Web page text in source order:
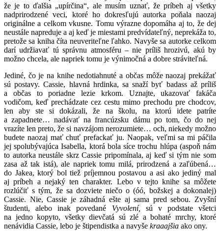
že je to ďalšia „upírčina“, ale musím uznať, že príbeh aj všetky
nadprirodzené veci, ktoré ho dokresľujú autorka poňala naozaj
originálne a celkom vkusne. Tomu výrazne dopomáha aj to, že dej
neustále napreduje a aj keď je miestami predvídateľný, neprekáža to,
pretože sa kniha číta neuveriteľne ľahko. Navyše sa autorke celkom
darí udržiavať tú správnu atmosféru – nie príliš hrozivú, akú by
možno chcela, ale napriek tomu je výnimočná a dobre stráviteľná.
Jediné, čo je na knihe nedotiahnuté a občas môže naozaj prekážať
sú postavy. Cassie, hlavná hrdinka, sa snaží byť badass až príliš
a občas to poriadne lezie krkom. Uznajte, ukazovať fakáča
vodičom, keď prechádzate cez cestu mimo prechodu pre chodcov,
len aby ste si dokázali, že na školu, na ktorú idete patríte
a zapadnete… nadávať na francúzsku dámu po tom, čo do nej
vrazíte len preto, že si navzájom nerozumiete… och, niekedy možno
budete naozaj mať chuť prefackať ju. Naopak, veľmi sa mi páčila
jej spolubývajúca Isabella, ktorá bola síce trochu hlúpa (aspoň nám
to autorka neustále skrz Cassie pripomínala, aj keď si tým nie som
zasa až tak istá), ale napriek tomu milá, prirodzená a zaľúbená…
do Jakea, ktorý bol tiež príjemnou postavou a asi ako jediný mal
aj príbeh a nejaký ten charakter. Lebo v tejto knihe sa môžete
rozlúčiť s tým, že sa dozviete niečo o (óó, božskej a dokonalej)
Cassie. Nie, Cassie je záhadná ešte aj sama pred sebou. Zvyšní
študenti, alebo inak povedané Vyvolení, sú v podstate všetci
na jedno kopyto, všetky dievčatá sú zlé a bohaté mrchy, ktoré
nenávidia Cassie, lebo je štipendistka a navyše kraaajšia ako ony.